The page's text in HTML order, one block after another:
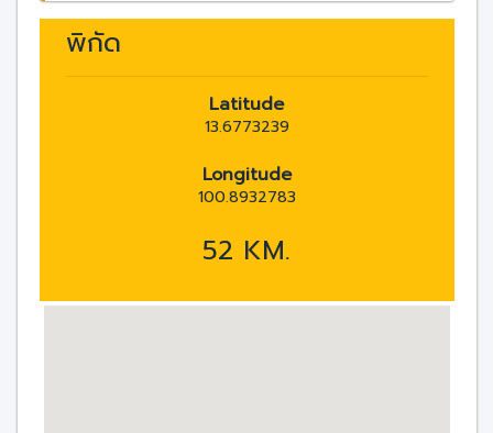
พิกัด
Latitude
13.6773239
Longitude
100.8932783
52 KM.